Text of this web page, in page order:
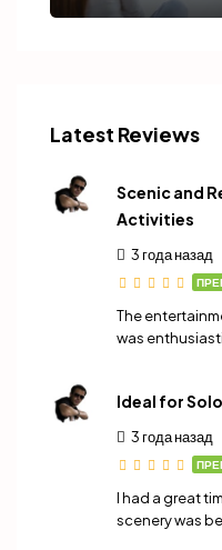
Latest Reviews
Scenic and
Activities
3 года назад
The
was
Ideal for
3 года назад
I had a great
scenery was